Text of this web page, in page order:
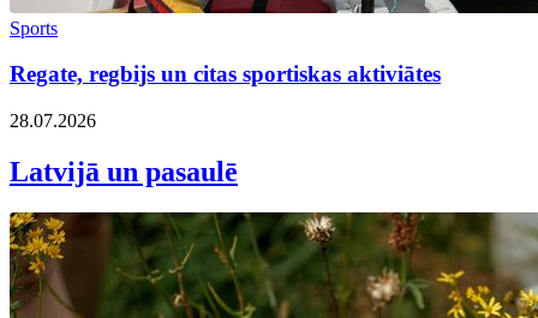
Sports
Regate, regbijs un citas sportiskas aktiviātes
28.07.2026
Latvijā un pasaulē